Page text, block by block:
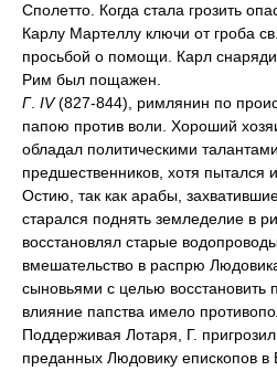
Сполетто. Когда стала грозить
Карлу Мартеллу ключи от гроба
просьбой о помощи. Карл
Рим был пощажен.
Г. IV(827-844), римлянин по
папою против воли. Хороший
обладал политическими
предшественников, хотя пытался
Остию, так как арабы,
старался поднять земледелие в
восстановлял старые
вмешательство в распрю
сыновьями с целью восстановить
влияние папства имело
Поддерживая Лотаря, Г.
преданных Людовику епископов